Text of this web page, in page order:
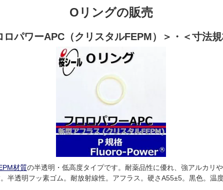
Oリングの販売
ロパワーAPC（クリスタルFEPM）＞・＜寸法
材質の半透明・低高度タイプです。耐薬品性に優れ、強アルカリ
半透明フッ素ゴム。耐放射線性。アフラス。硬さA55±5。黒色。温